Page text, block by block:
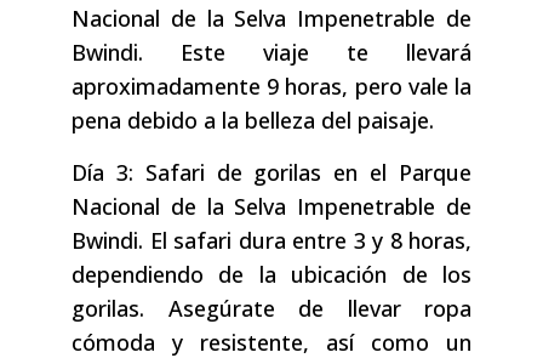
Nacional de la Selva Impenetrable de
Bwindi. Este viaje te llevará
aproximadamente 9 horas, pero vale la
pena debido a la belleza del paisaje.
Día 3: Safari de gorilas en el Parque
Nacional de la Selva Impenetrable de
Bwindi. El safari dura entre 3 y 8 horas,
dependiendo de la ubicación de los
gorilas. Asegúrate de llevar ropa
cómoda y resistente, así como un